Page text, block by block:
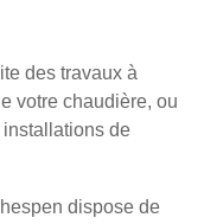
des travaux à
votre chaudière, ou
de
dispose de